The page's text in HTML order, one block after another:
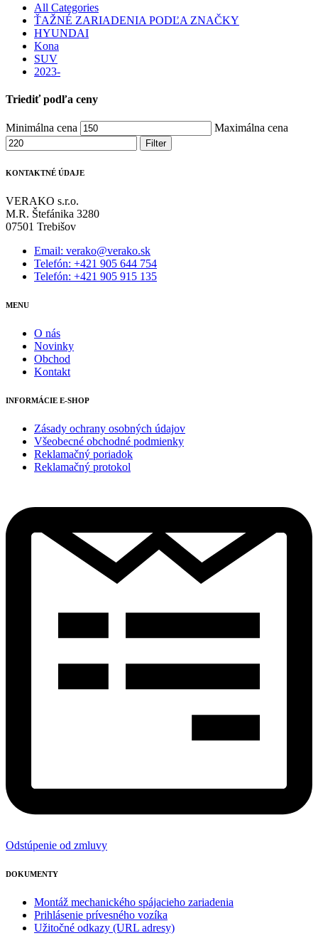
All Categories
ŤAŽNÉ ZARIADENIA PODĽA ZNAČKY
HYUNDAI
Kona
SUV
2023-
Triediť podľa ceny
Minimálna cena Maximálna cena
Filter
KONTAKTNÉ ÚDAJE
VERAKO s.r.o.
M.R. Štefánika 3280
07501 Trebišov
Email: verako@verako.sk
Telefón: +421 905 644 754
Telefón: +421 905 915 135
MENU
O nás
Novinky
Obchod
Kontakt
INFORMÁCIE E-SHOP
Zásady ochrany osobných údajov
Všeobecné obchodné podmienky
Reklamačný poriadok
Reklamačný protokol
Odstúpenie od zmluvy
DOKUMENTY
Montáž mechanického spájacieho zariadenia
Prihlásenie prívesného vozíka
Užitočné odkazy (URL adresy)